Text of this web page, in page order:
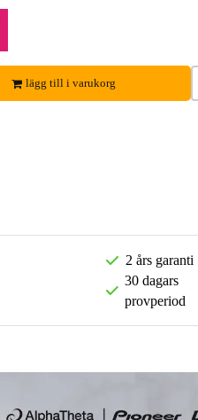
lägg till i varukorg
2 års garanti
30 dagars
provperiod